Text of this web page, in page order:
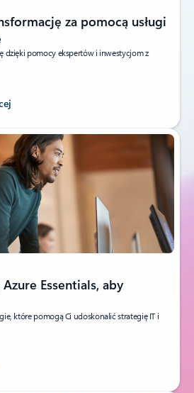
za pomocą usługi
dzięki pomocy ekspertów i inwestycjom z
Essentials, aby
które pomogą Ci udoskonalić strategię IT i